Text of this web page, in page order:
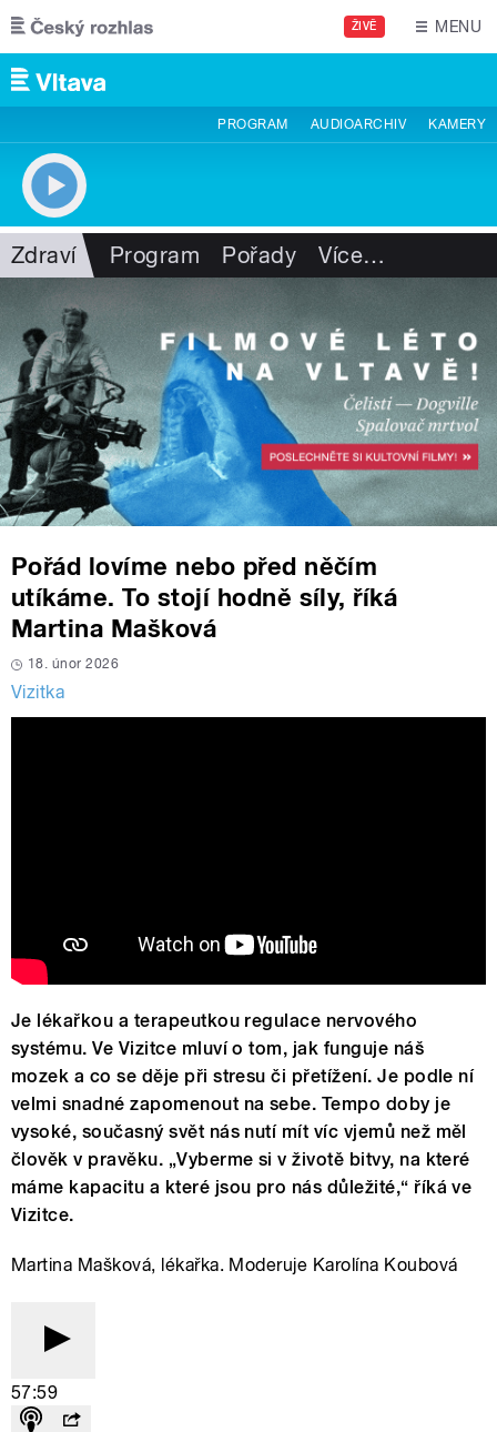
Přejít k hlavnímu obsahu
ŽIVĚ MENU
PROGRAM AUDIOARCHIV KAMERY
Zdraví Program Pořady Více…
Pořád lovíme nebo před něčím
utíkáme. To stojí hodně síly, říká
Martina Mašková
18. únor 2026
Vizitka
Je lékařkou a terapeutkou regulace nervového
systému. Ve Vizitce mluví o tom, jak funguje náš
mozek a co se děje při stresu či přetížení. Je podle ní
velmi snadné zapomenout na sebe. Tempo doby je
vysoké, současný svět nás nutí mít víc vjemů než měl
člověk v pravěku. „Vyberme si v životě bitvy, na které
máme kapacitu a které jsou pro nás důležité,“ říká ve
Vizitce.
Martina Mašková, lékařka. Moderuje Karolína Koubová
57:59